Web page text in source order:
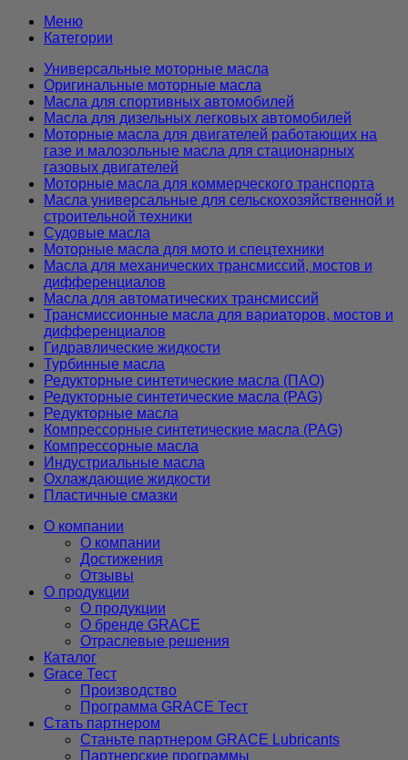
Меню
Категории
Универсальные моторные масла
Оригинальные моторные масла
Масла для спортивных автомобилей
Масла для дизельных легковых автомобилей
Моторные масла для двигателей работающих на
газе и малозольные масла для стационарных
газовых двигателей
Моторные масла для коммерческого транспорта
Масла универсальные для сельскохозяйственной и
строительной техники
Судовые масла
Моторные масла для мото и спецтехники
Масла для механических трансмиссий, мостов и
дифференциалов
Масла для автоматических трансмиссий
Трансмиссионные масла для вариаторов, мостов и
дифференциалов
Гидравлические жидкости
Турбинные масла
Редукторные синтетические масла (ПАО)
Редукторные синтетические масла (PAG)
Редукторные масла
Компрессорные синтетические масла (PAG)
Компрессорные масла
Индустриальные масла
Охлаждающие жидкости
Пластичные смазки
О компании
О компании
Достижения
Отзывы
О продукции
О продукции
О бренде GRACE
Отраслевые решения
Каталог
Grace Тест
Производство
Программа GRACE Тест
Стать партнером
Станьте партнером GRACE Lubricants
Партнерские программы